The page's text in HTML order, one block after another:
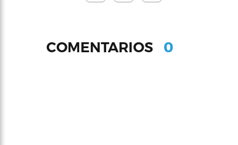
COMENTARIOS 0